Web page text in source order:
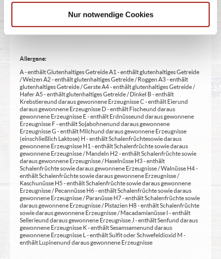
Nur notwendige Cookies
Aufmerksamkeit bei Kindern beeinträchtigen (bei Azo-Farbstoffen) 22
- mit Sauerstoff, unter Hochdruck, farbstabilisierend (bei Frischfleisch)
23 - mit Nitritpökelsalz 24 - enthält Alkohol 25 - mit Stabilisatoren 26 -
mit Verdickunsmittel
Allergene:
A - enthält Glutenhaltiges Getreide A1 - enthält glutenhaltiges Getreide
/ Weizen A2 - enthält glutenhaltiges Getreide / Roggen A3 - enthält
glutenhaltiges Getreide / Gerste A4 - enthält glutenhaltiges Getreide /
Hafer A5 - enthält glutenhaltiges Getreide / Dinkel B - enthält
Krebstiere und daraus gewonnene Erzeugnisse C - enthält Eier und
daraus gewonnene Erzeugnisse D - enthält Fische und daraus
gewonnene Erzeugnisse E - enthält Erdnüsse und daraus gewonnene
Erzeugnisse F - enthält Sojabohnen und daraus gewonnene
Erzeugnisse G - enthält Milch und daraus gewonnene Erzeugnisse
(einschließlich Laktose) H - enthält Schalenfrüchte sowie daraus
gewonnene Erzeugnisse H1 - enthält Schalenfrüchte sowie daraus
gewonnene Erzeugnisse / Mandeln H2 - enthält Schalenfrüchte sowie
daraus gewonnene Erzeugnisse / Haselnüsse H3 - enthält
Schalenfrüchte sowie daraus gewonnene Erzeugnisse / Walnüsse H4 -
enthält Schalenfrüchte sowie daraus gewonnene Erzeugnisse /
Kaschunüsse H5 - enthält Schalenfrüchte sowie daraus gewonnene
Erzeugnisse / Pecannüsse H6 - enthält Schalenfrüchte sowie daraus
gewonnene Erzeugnisse / Paranüsse H7 - enthält Schalenfrüchte sowie
daraus gewonnene Erzeugnisse / Pistazien H8 - enthält Schalenfrüchte
sowie daraus gewonnene Erzeugnisse / Macadamianüsse I - enthält
Sellerie und daraus gewonnene Erzeugnisse J - enthält Senf und daraus
gewonnene Erzeugnisse K - enthält Sesamsamen und daraus
gewonnene Erzeugnisse L - enthält Sulfit oder Schwefeldioxid M -
enthält Lupinen und daraus gewonnene Erzeugnisse